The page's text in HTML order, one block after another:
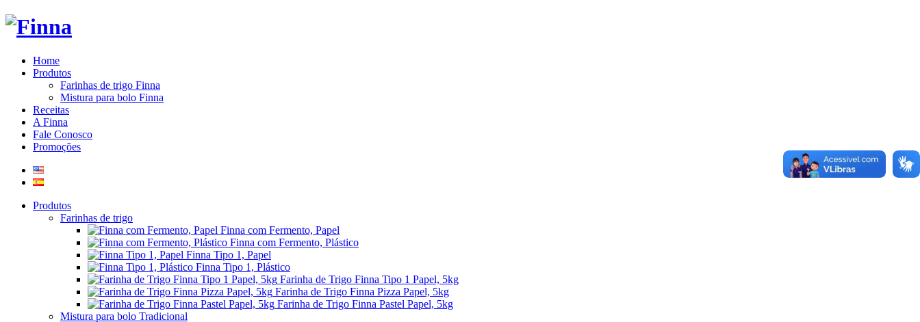
Home
Produtos
Farinhas de trigo Finna
Mistura para bolo Finna
Receitas
A Finna
Fale Conosco
Promoções
Produtos
Farinhas de trigo
Finna com Fermento, Papel
Finna com Fermento, Plástico
Finna Tipo 1, Papel
Finna Tipo 1, Plástico
Farinha de Trigo Finna Tipo 1 Papel, 5kg
Farinha de Trigo Finna Pizza Papel, 5kg
Farinha de Trigo Finna Pastel Papel, 5kg
Mistura para bolo Tradicional